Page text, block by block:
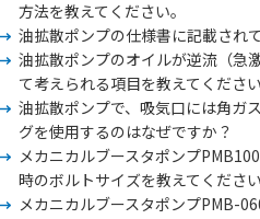
方法を教えてください。
油拡散ポンプの仕様書に記載され
油拡散ポンプのオイルが逆流（急
て考えられる項目を教えてください
油拡散ポンプで、吸気口には角ガ
グを使用するのはなぜですか？
メカニカルブースタポンプ
時のボルトサイズを教えてください
メカニカルブースタポンプPMB-